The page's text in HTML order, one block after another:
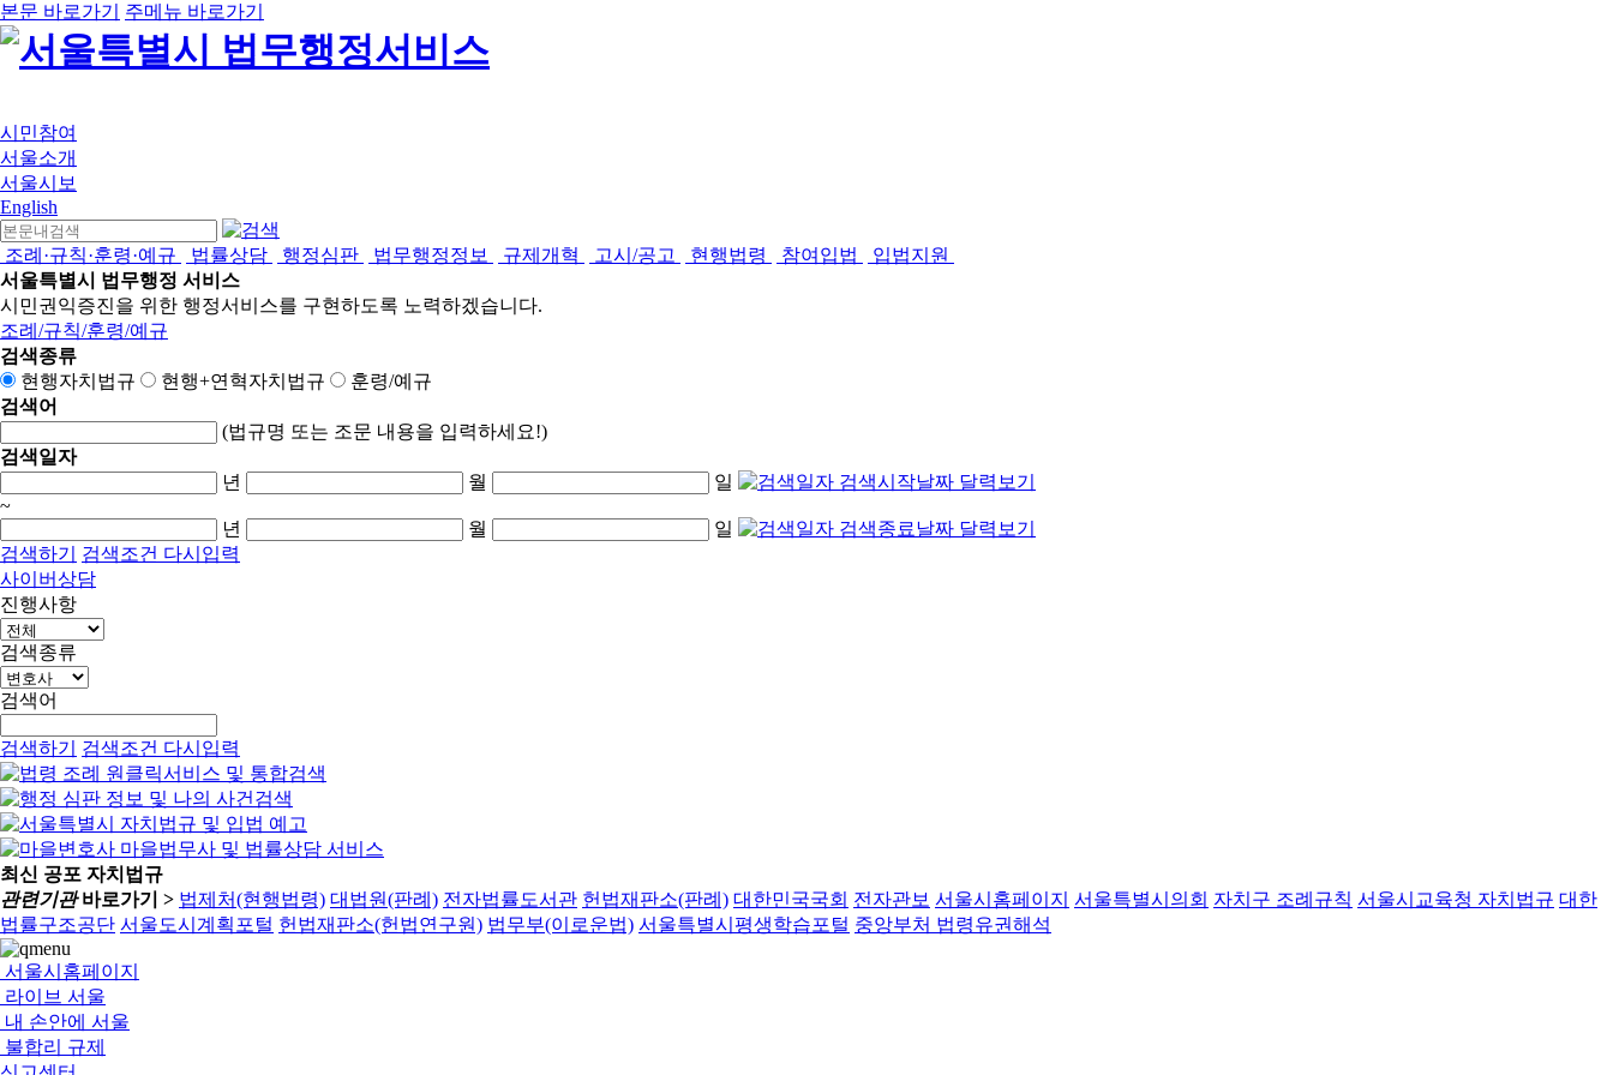
본문 바로가기 주메뉴 바로가기
시민참여
서울소개
서울시보
English
조례·규칙·훈령·예규 법률상담 행정심판 법무행정정보 규제개혁 고시/공고 현행법령 참여입법
입법지원
서울특별시 법무행정 서비스
시민권익증진을 위한 행정서비스를 구현하도록 노력하겠습니다.
조례/규칙/훈령/예규
검색종류
현행자치법규
현행+연혁자치법규
훈령/예규
검색어
(법규명 또는 조문 내용을 입력하세요!)
검색일자
년
월
일
~
년
월
일
검색하기
검색조건 다시입력
사이버상담
진행사항
검색종류
검색어
검색하기 검색조건 다시입력
최신 공포 자치법규
관련기관바로가기 > 법제처(현행법령) 대법원(판례) 전자법률도서관 헌법재판소(판례) 대한민국국회 전자관보 서울시홈페이지 서울특별시의회 자치구 조례규칙 서울시교육청 자치법규 대한
법률구조공단 서울도시계획포털 헌법재판소(헌법연구원) 법무부(이로운법) 서울특별시평생학습포털 중앙부처 법령유권해석
서울시홈페이지
라이브 서울
내 손안에 서울
불합리 규제